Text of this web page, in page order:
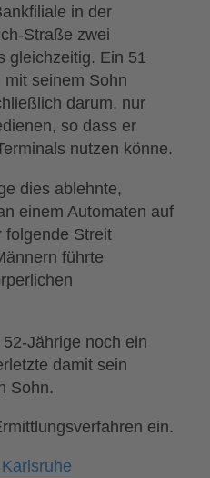
in der
Straße zwei
gleichzeitig. Ein 51
seinem Sohn
darum, nur
so dass er
nutzen könne.
dies ablehnte,
einem Automaten auf
folgende Streit
führte
Jährige noch ein
damit sein
Sohn.
ein.